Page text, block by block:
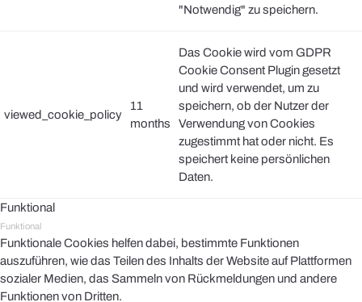
"Notwendig" zu speichern.
viewed_cookie_policy
11
months
Das Cookie wird vom GDPR
Cookie Consent Plugin gesetzt
und wird verwendet, um zu
speichern, ob der Nutzer der
Verwendung von Cookies
zugestimmt hat oder nicht. Es
speichert keine persönlichen
Daten.
Funktional
Funktional
Funktionale Cookies helfen dabei, bestimmte Funktionen
auszuführen, wie das Teilen des Inhalts der Website auf Plattformen
sozialer Medien, das Sammeln von Rückmeldungen und andere
Funktionen von Dritten.